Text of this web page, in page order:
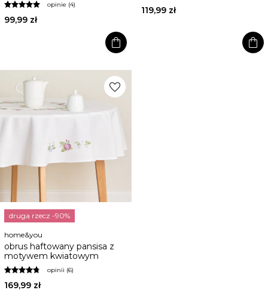
opinie (4)
99,99 zł
shopping_bag
119,99 zł
shopping_bag
favorite
druga rzecz -90%
home&you
obrus haftowany pansisa z
motywem kwiatowym
opinii (6)
169,99 zł